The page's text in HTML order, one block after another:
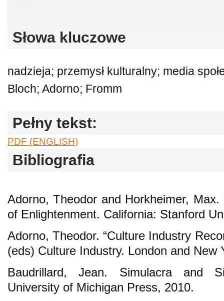
Słowa kluczowe
nadzieja; przemysł kulturalny; media
Bloch; Adorno; Fromm
Pełny tekst:
PDF (ENGLISH)
Bibliografia
Adorno, Theodor and Horkheimer, Max.
of Enlightenment. California: Stanford
Adorno, Theodor. “Culture Industry
(eds) Culture Industry. London and New
Baudrillard, Jean. Simulacra and
University of Michigan Press, 2010.